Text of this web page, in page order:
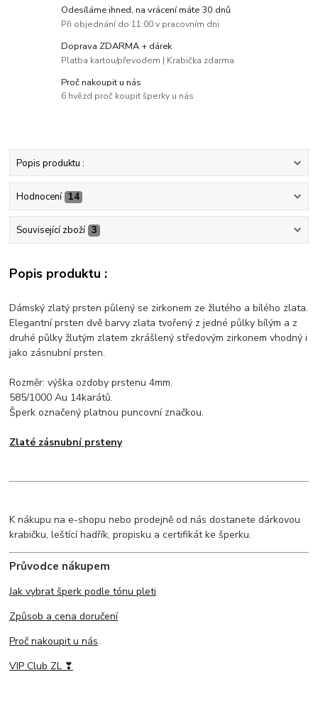
Odesíláme ihned, na vrácení máte 30 dnů
Při objednání do 11:00 v pracovním dni
Doprava ZDARMA + dárek
Platba kartou/převodem | Krabička zdarma
Proč nakoupit u nás
6 hvězd proč koupit šperky u nás
Popis produktu :
Hodnocení 14
Související zboží 3
Popis produktu :
Dámský zlatý prsten půlený se zirkonem ze žlutého a bílého zlata.
Elegantní prsten dvě barvy zlata tvořený z jedné půlky bílým a z
druhé půlky žlutým zlatem zkrášlený středovým zirkonem vhodný i
jako zásnubní prsten.
Rozměr: výška ozdoby prstenu 4mm.
585/1000 Au 14karátů.
Šperk označený platnou puncovní značkou.
Zlaté zásnubní prsteny
K nákupu na e-shopu nebo prodejně od nás dostanete dárkovou
krabičku, leštící hadřík, propisku a certifikát ke šperku.
Průvodce nákupem
Jak vybrat šperk podle tónu pleti
Způsob a cena doručení
Proč nakoupit u nás
VIP Club ZL ❣